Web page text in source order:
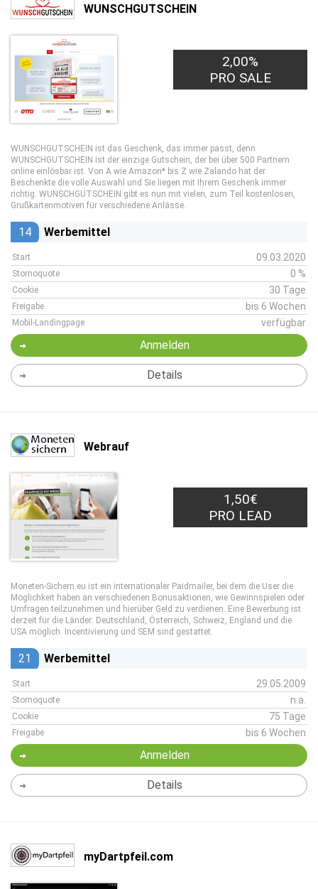
WUNSCHGUTSCHEIN
2,00%
PRO SALE
WUNSCHGUTSCHEIN ist das Geschenk, das immer passt, denn
WUNSCHGUTSCHEIN ist der einzige Gutschein, der bei über 500 Partnern
online einlösbar ist. Von A wie Amazon* bis Z wie Zalando hat der
Beschenkte die volle Auswahl und Sie liegen mit Ihrem Geschenk immer
richtig. WUNSCHGUTSCHEIN gibt es nun mit vielen, zum Teil kostenlosen,
Grußkartenmotiven für verschiedene Anlässe.
14 Werbemittel
Start 09.03.2020
Stornoquote 0 %
Cookie 30 Tage
Freigabe bis 6 Wochen
Mobil-Landingpage verfügbar
Anmelden
Details
Webrauf
1,50€
PRO LEAD
Moneten-Sichern.eu ist ein internationaler Paidmailer, bei dem die User die
Möglichkeit haben an verschiedenen Bonusaktionen, wie Gewinnspielen oder
Umfragen teilzunehmen und hierüber Geld zu verdienen. Eine Bewerbung ist
derzeit für die Länder: Deutschland, Österreich, Schweiz, England und die
USA möglich. Incentivierung und SEM sind gestattet.
21 Werbemittel
Start 29.05.2009
Stornoquote n.a.
Cookie 75 Tage
Freigabe bis 6 Wochen
Anmelden
Details
myDartpfeil.com